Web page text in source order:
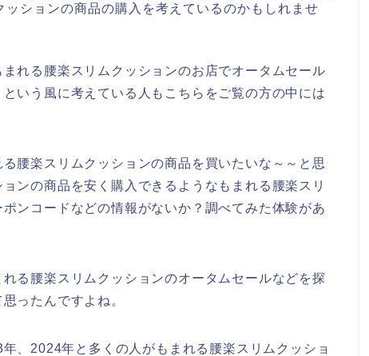
ションの商品の購入を考えているのかもしれませ
れる腰楽スリムクッションのお店でオータムセール
いう風に考えている人もこちらをご覧の方の中には
腰楽スリムクッションの商品を買いたいな～～と思
ンの商品を安く購入できるようなもまれる腰楽スリ
ンコードなどの情報がないか？調べてみた体験があ
る腰楽スリムクッションのオータムセールなどを探
ったんですよね。
、2024年と多くの人がもまれる腰楽スリムクッショ